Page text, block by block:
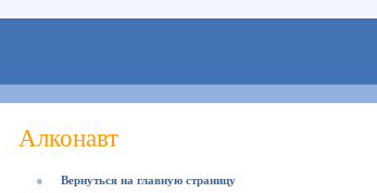
Алконавт
●
Вернуться на главную страницу